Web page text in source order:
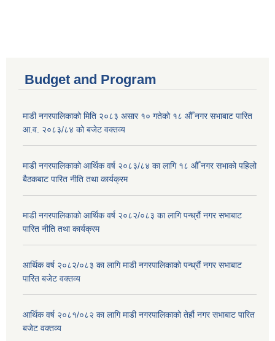
Budget and Program
माडी नगरपालिकाको मिति २०८३ असार १० गतेको १८ औँ नगर सभाबाट पारित
आ.व. २०८३/८४ को बजेट वक्तव्य
माडी नगरपालिकाको आर्थिक वर्ष २०८३/८४ का लागि १८ औँ नगर सभाको पहिलो
बैठकबाट पारित नीति तथा कार्यक्रम
माडी नगरपालिकाको आर्थिक वर्ष २०८२/०८३ का लागि पन्ध्रौं नगर सभाबाट
पारित नीति तथा कार्यक्रम
आर्थिक वर्ष २०८२/०८३ का लागि माडी नगरपालिकाको पन्ध्रौं नगर सभाबाट
पारित बजेट वक्तव्य
आर्थिक वर्ष २०८१/०८२ का लागि माडी नगरपालिकाको तेर्हौ नगर सभाबाट पारित
बजेट वक्तव्य